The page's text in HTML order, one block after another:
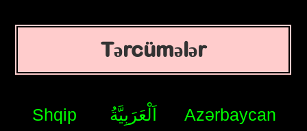
Tərcümələr
Shqip اَلْعَرَبِيَّةُ Azərbaycan